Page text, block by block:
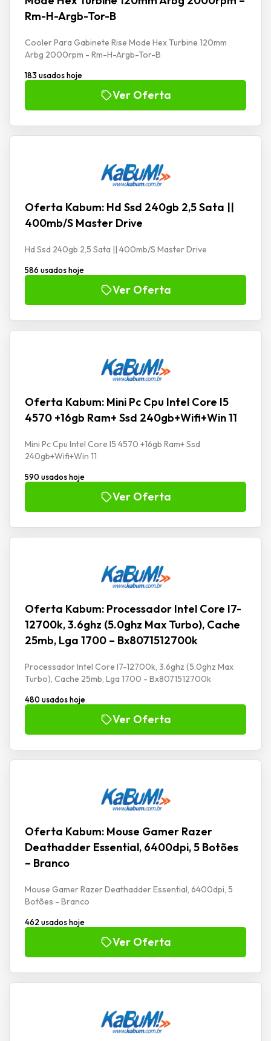
Rm-H-Argb-Tor-B
Cooler Para Gabinete Rise Mode Hex Turbine 120mm
Arbg 2000rpm - Rm-H-Argb-Tor-B
183 usados hoje
Ver Oferta
Oferta Kabum: Hd Ssd 240gb 2,5 Sata ||
400mb/S Master Drive
Hd Ssd 240gb 2,5 Sata || 400mb/S Master Drive
586 usados hoje
Ver Oferta
Oferta Kabum: Mini Pc Cpu Intel Core I5
4570 +16gb Ram+ Ssd 240gb+Wifi+Win 11
Mini Pc Cpu Intel Core I5 4570 +16gb Ram+ Ssd
240gb+Wifi+Win 11
590 usados hoje
Ver Oferta
Oferta Kabum: Processador Intel Core I7-
12700k, 3.6ghz (5.0ghz Max Turbo), Cache
25mb, Lga 1700 – Bx8071512700k
Processador Intel Core I7-12700k, 3.6ghz (5.0ghz Max
Turbo), Cache 25mb, Lga 1700 - Bx8071512700k
480 usados hoje
Ver Oferta
Oferta Kabum: Mouse Gamer Razer
Deathadder Essential, 6400dpi, 5 Botões
– Branco
Mouse Gamer Razer Deathadder Essential, 6400dpi, 5
Botões - Branco
462 usados hoje
Ver Oferta